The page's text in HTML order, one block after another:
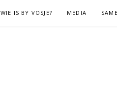
WIE IS BY VOSJE? MEDIA